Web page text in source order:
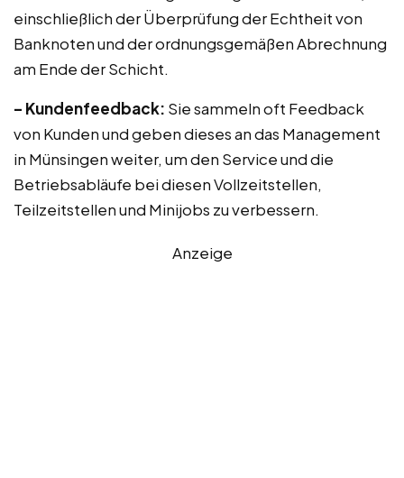
einschließlich der Überprüfung der Echtheit von
Banknoten und der ordnungsgemäßen Abrechnung
am Ende der Schicht.
– Kundenfeedback: Sie sammeln oft Feedback
von Kunden und geben dieses an das Management
in Münsingen weiter, um den Service und die
Betriebsabläufe bei diesen Vollzeitstellen,
Teilzeitstellen und Minijobs zu verbessern.
Anzeige